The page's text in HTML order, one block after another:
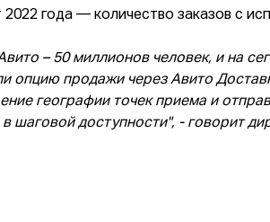
года — количество заказов с
– 50 миллионов человек, и на
опцию продажи через Авито
географии точек приема и
шаговой доступности", - говорит